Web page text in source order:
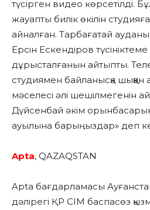
түсірген видео көрсетілді.
жауапты билік өкілін
айналған. Тарбағатай
Ерсін Ескендіров
дұрысталғанын айтыпты.
студиямен байланысқа
мәселесі әлі шешілмегенін
Дүйсенбай әкім
ауылына барыңыздар» деп
Apta, QAZAQSTAN
Apta бағдарламасы
дәлірегі ҚР СІМ баспасөз